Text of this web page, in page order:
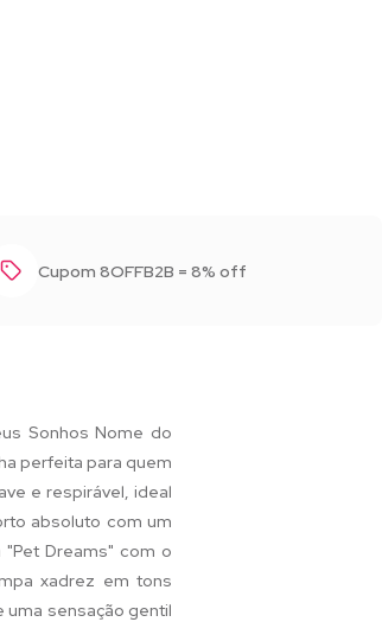
Cupom 8OFFB2B = 8% off
Sonhos Nome do
perfeita para quem
e respirável, ideal
absoluto com um
Dreams" com o
xadrez em tons
sensação gentil